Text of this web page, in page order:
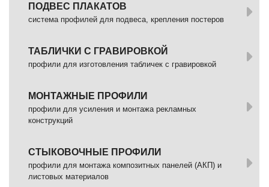
ПОДВЕС ПЛАКАТОВ
система профилей для подвеса, крепления постеров
ТАБЛИЧКИ С ГРАВИРОВКОЙ
профили для изготовления табличек с гравировкой
МОНТАЖНЫЕ ПРОФИЛИ
профили для усиления и монтажа рекламных
конструкций
СТЫКОВОЧНЫЕ ПРОФИЛИ
профили для монтажа композитных панелей (АКП) и
листовых материалов